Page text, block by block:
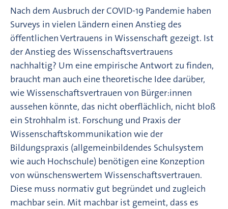
Nach dem Ausbruch der COVID-19 Pandemie haben
Surveys in vielen Ländern einen Anstieg des
öffentlichen Vertrauens in Wissenschaft gezeigt. Ist
der Anstieg des Wissenschaftsvertrauens
nachhaltig? Um eine empirische Antwort zu finden,
braucht man auch eine theoretische Idee darüber,
wie Wissenschaftsvertrauen von Bürger:innen
aussehen könnte, das nicht oberflächlich, nicht bloß
ein Strohhalm ist. Forschung und Praxis der
Wissenschaftskommunikation wie der
Bildungspraxis (allgemeinbildendes Schulsystem
wie auch Hochschule) benötigen eine Konzeption
von wünschenswertem Wissenschaftsvertrauen.
Diese muss normativ gut begründet und zugleich
machbar sein. Mit machbar ist gemeint, dass es